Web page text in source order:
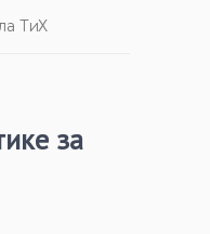
ТиХ
за